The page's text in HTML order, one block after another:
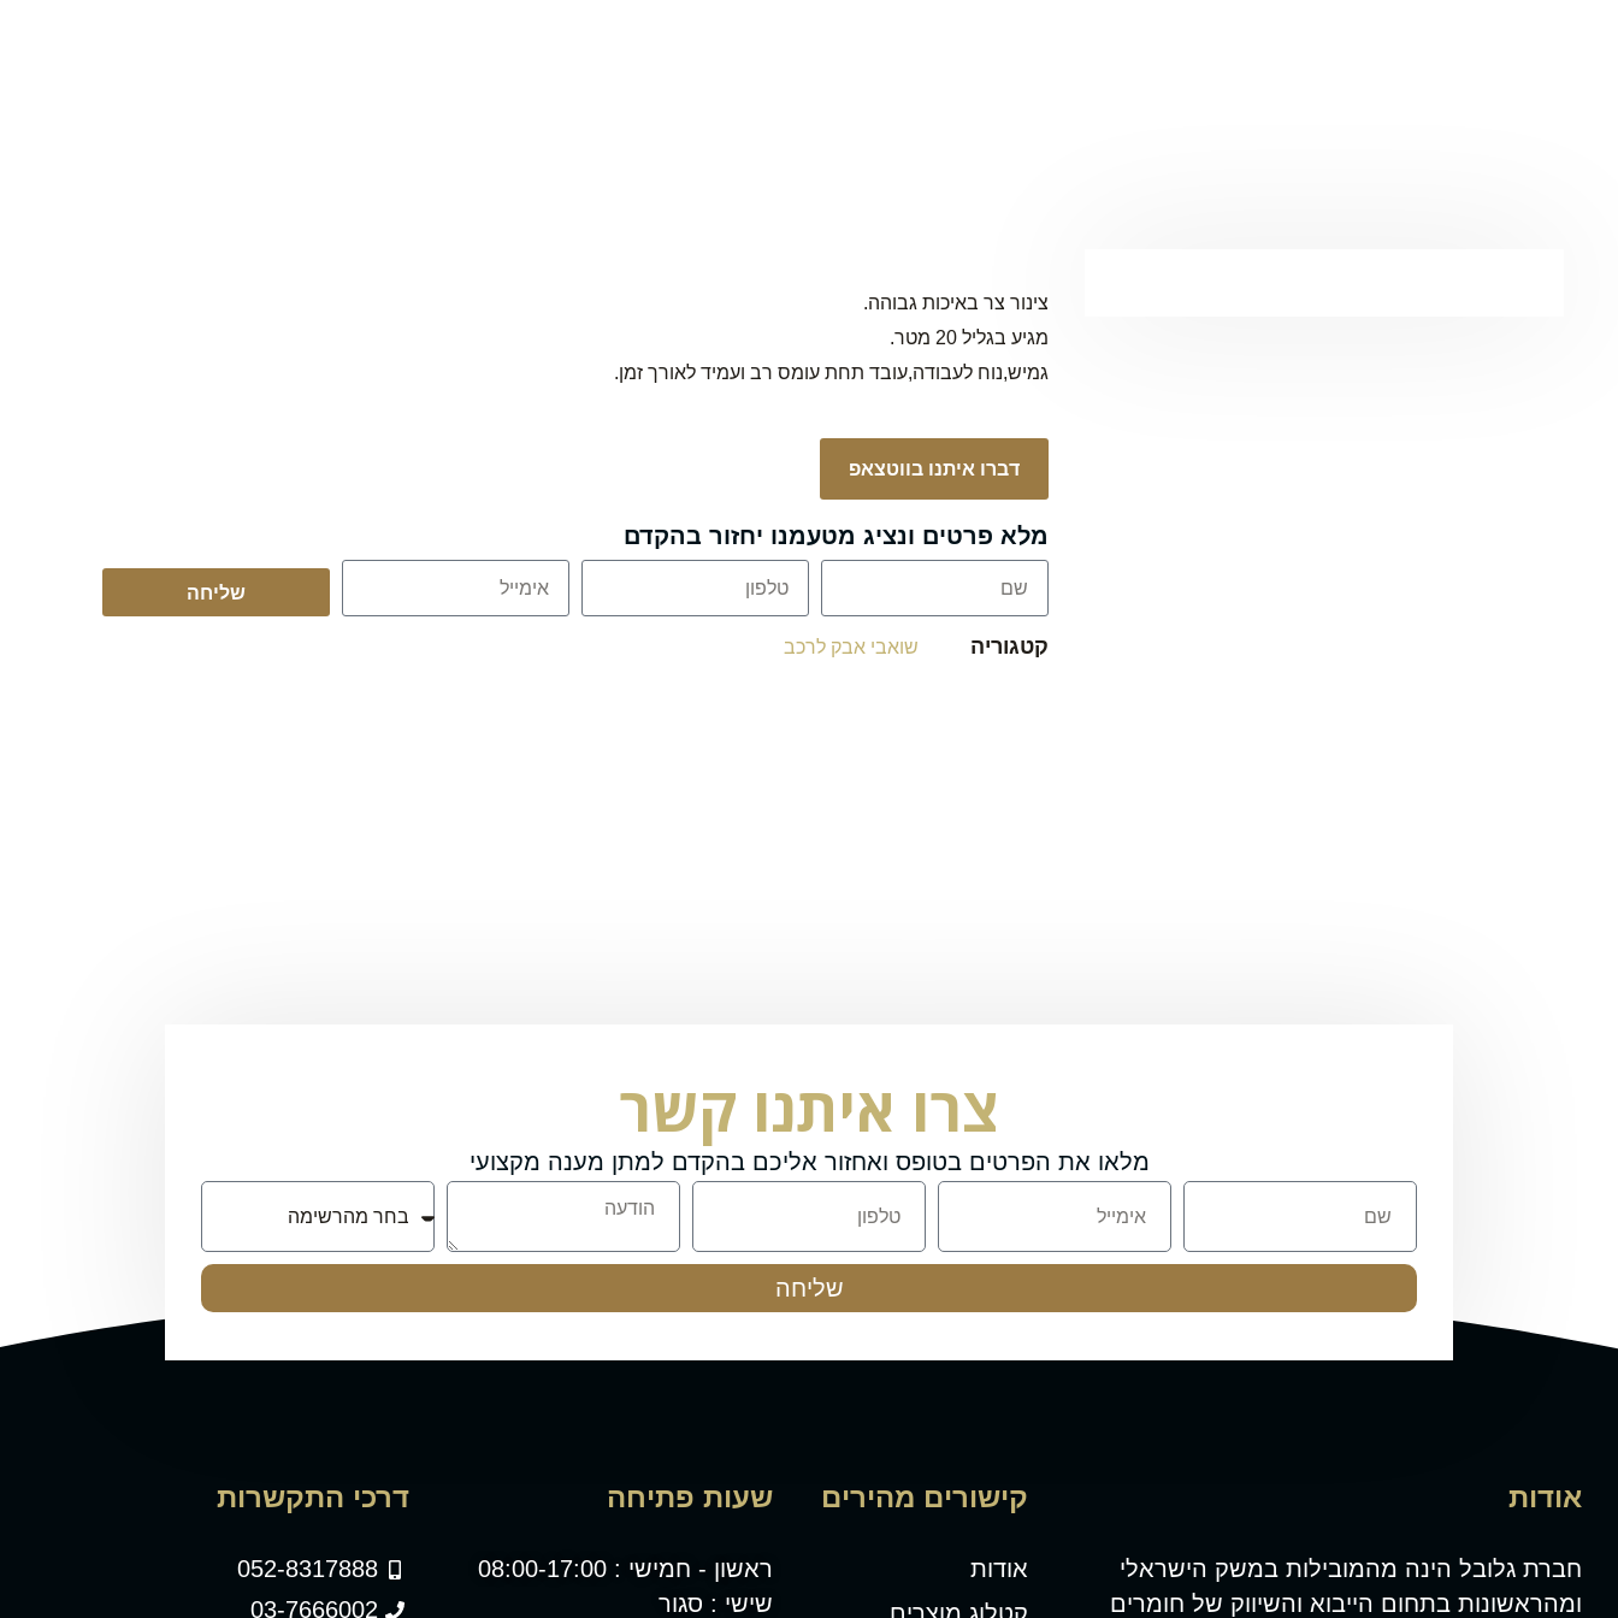
צינור צר באיכות גבוהה.
מגיע בגליל 20 מטר.
גמיש,נוח לעבודה,עובד תחת עומס רב ועמיד לאורך זמן.
דברו איתנו בווטצאפ
מלא פרטים ונציג מטעמנו יחזור בהקדם
שליחה
קטגוריה שואבי אבק לרכב
צרו איתנו קשר
מלאו את הפרטים בטופס ואחזור אליכם בהקדם למתן מענה מקצועי
שליחה
אודות
חברת גלובל הינה מהמובילות במשק הישראלי
ומהראשונות בתחום הייבוא והשיווק של חומרים
קישורים מהירים
אודות
קטלוג מוצרים
שעות פתיחה
ראשון - חמישי : 08:00-17:00
שישי : סגור
דרכי התקשרות
052-8317888
03-7666002